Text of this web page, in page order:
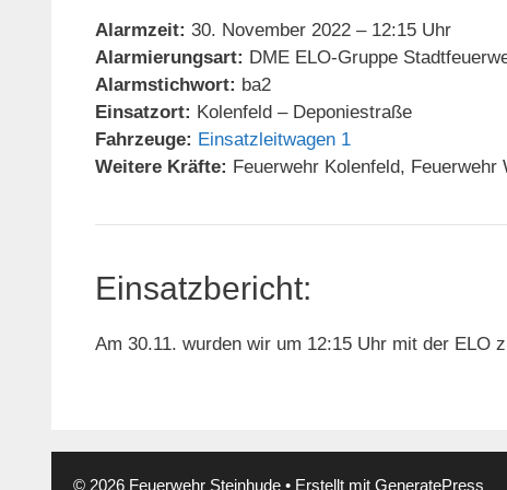
Alarmzeit: 30. November 2022 – 12:15 Uhr
Alarmierungsart: DME ELO-Gruppe
Alarmstichwort: ba2
Einsatzort: Kolenfeld – Deponiestraße
Fahrzeuge: Einsatzleitwagen 1
Weitere Kräfte: Feuerwehr Kolenfeld,
Einsatzbericht:
Am 30.11. wurden wir um 12:15 Uhr mit der ELO
© 2026 Feuerwehr Steinhude • Erstellt mit GeneratePress